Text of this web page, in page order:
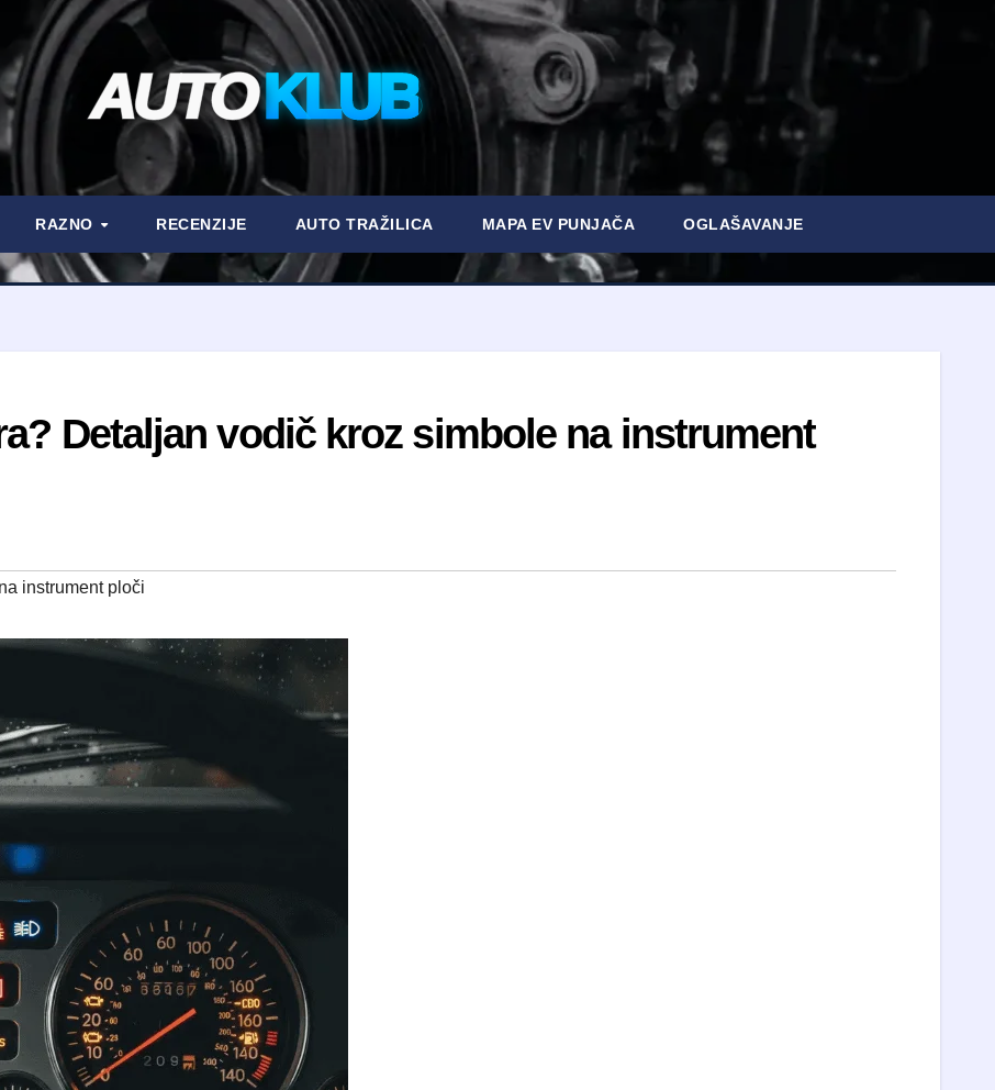
AUTOKLUB
RAZNO RECENZIJE AUTO TRAŽILICA MAPA EV PUNJAČA OGLAŠAVANJE
Detaljan vodič kroz simbole na instrument
instrument ploči